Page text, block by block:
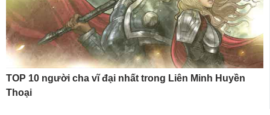
TOP 10 người cha vĩ đại nhất trong Liên Minh Huyền
Thoại